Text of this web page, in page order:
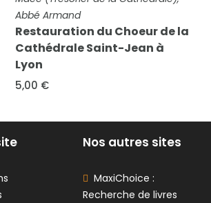
L'Abbaye Cistercienne de
Tamié (Savoie)
6,00 €
Nos autres sites
MaxiChoice :
Recherche de livres